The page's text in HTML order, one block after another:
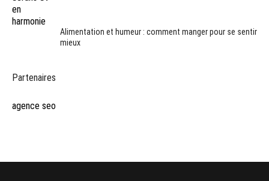
Alimentation et humeur : comment manger pour se sentir
mieux
Partenaires
agence seo